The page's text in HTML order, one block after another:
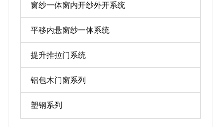
窗纱一体窗内开纱外开系统
平移内悬窗纱一体系统
提升推拉门系统
铝包木门窗系列
塑钢系列